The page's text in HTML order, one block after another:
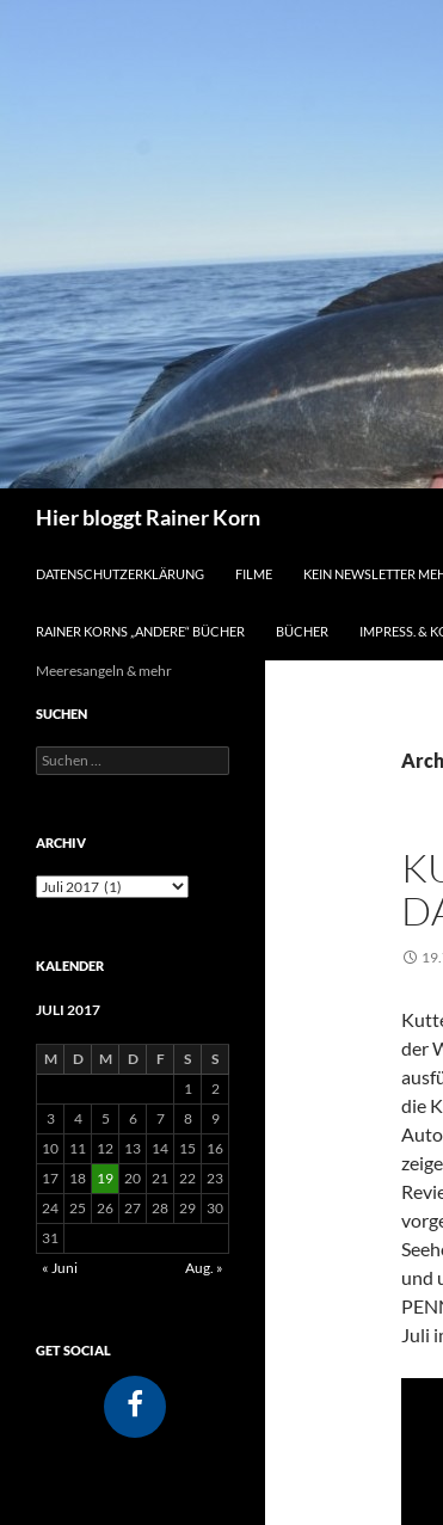
Hier bloggt Rainer Korn
DATENSCHUTZERKLÄRUNG FILME KEIN NEWSLETTER
RAINER KORNS „ANDERE“ BÜCHER BÜCHER IMPRESS. &
der
die
und
Juli
Meeresangeln & mehr
SUCHEN
Suchen
nach:
ARCHIV
Archiv
KALENDER
JULI 2017
M D M D F S
S
1
2
3
4 5 6 7 8
9
10
11 12 13 14 15
16
17
18 19 20 21 22 23
24 25 26 27 28 29
30
31
« Juni
Aug. »
GET SOCIAL